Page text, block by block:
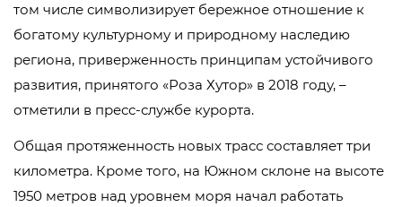
том числе символизирует бережное отношение к
богатому культурному и природному наследию
региона, приверженность принципам устойчивого
развития, принятого «Роза Хутор» в 2018 году, –
отметили в пресс-службе курорта.
Общая протяженность новых трасс составляет три
километра. Кроме того, на Южном склоне на высоте
1950 метров над уровнем моря начал работать